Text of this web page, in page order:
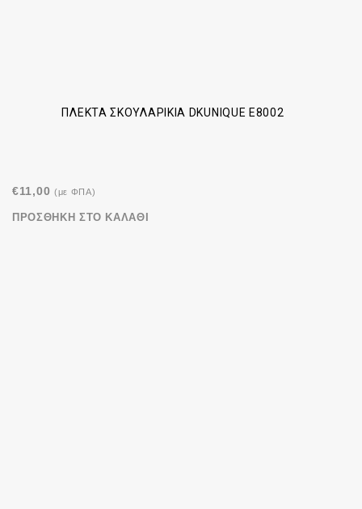
ΠΛΕΚΤΆ ΣΚΟΥΛΑΡΊΚΙΑ DKUNIQUE E8002
€11,00 (με ΦΠΑ)
ΠΡΟΣΘΉΚΗ ΣΤΟ ΚΑΛΆΘΙ